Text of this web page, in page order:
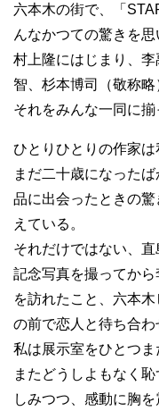
六本木の街で、「
んなかつての驚きを思
村上隆にはじまり、
智、杉本博司（敬称略
それをみんな一同に
ひとりひとりの作家は
まだ二十歳になった
品に出会ったときの
えている。
それだけではない、
記念写真を撮ってか
を訪れたこと、六本
の前で恋人と待ち合わ
私は展示室をひとつ
またどうしよもなく
しみつつ、感動に胸を